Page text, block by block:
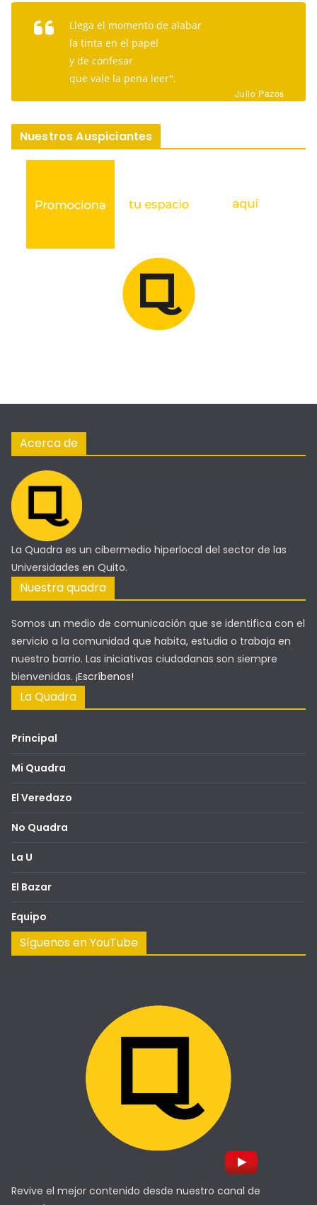
Llega el momento de alabar
la tinta en el papel
y de confesar
que vale la pena leer".
Julio Pazos
Nuestros Auspiciantes
Acerca de
La Quadra es un cibermedio hiperlocal del sector de las
Universidades en Quito.
Nuestra quadra
Somos un medio de comunicación que se identifica con el
servicio a la comunidad que habita, estudia o trabaja en
nuestro barrio. Las iniciativas ciudadanas son siempre
bienvenidas. ¡Escríbenos!
La Quadra
Principal
Mi Quadra
El Veredazo
No Quadra
La U
El Bazar
Equipo
Síguenos en YouTube
Revive el mejor contenido desde nuestro canal de